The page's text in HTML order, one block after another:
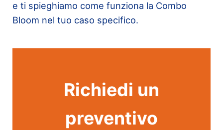
e ti spieghiamo come funziona la Combo
Bloom nel tuo caso specifico.
Richiedi un
preventivo